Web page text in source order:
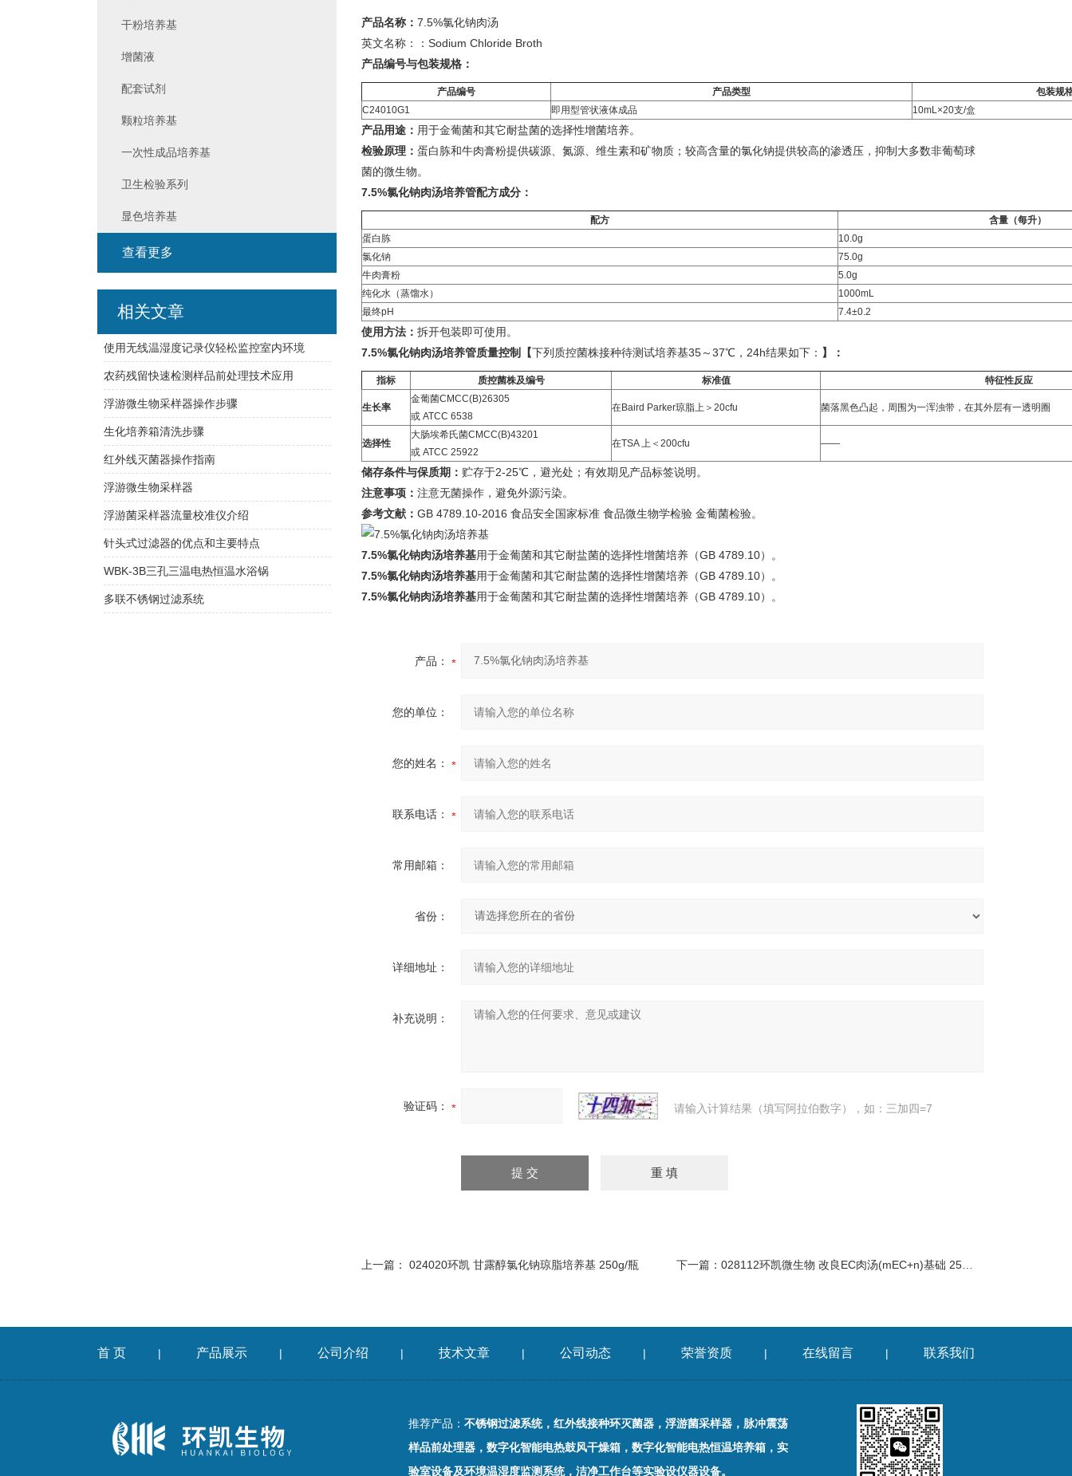
产品名称： 7.5%氯化钠肉汤
英文名称：：Sodium Chloride Broth
产品编号与包装规格：
产品编号 产品类型
包装规
C24010G1
即用型管状液体成品 10mL×20支/盒
产品用途： 用于金葡菌和其它耐盐菌的选择性增菌培养。
检验原理： 蛋白胨和牛肉膏粉提供碳源、氮源、维生素和矿物质；较高含量的氯化钠提供较高的渗透压，抑制大多数非葡萄球
菌的微生物。
7.5%氯化钠肉汤培养管配方成分：
配方
含量（每升）
蛋白胨
10.0g
氯化钠
75.0g
牛肉膏粉
5.0g
纯化水（蒸馏水）
1000mL
最终pH
7.4±0.2
使用方法： 拆开包装即可使用。
7.5%氯化钠肉汤培养管质量控制【下列质控菌株接种待测试培养基35～37℃，24h结果如下： 】：
指标 质控菌株及编号 标准值 特征性反应
生长率
金葡菌CMCC(B)26305
或 ATCC 6538
在Baird Parker琼脂上＞20cfu 菌落黑色凸起，周围为一浑浊带，在其外层有一透明圈
选择性
大肠埃希氏菌CMCC(B)43201
或 ATCC 25922
在TSA 上＜200cfu ——
储存条件与保质期： 贮存于2-25℃，避光处；有效期见产品标签说明。
注意事项： 注意无菌操作，避免外源污染。
参考文献： GB 4789.10-2016 食品安全国家标准 食品微生物学检验 金葡菌检验。
7.5%氯化钠肉汤培养基用于金葡菌和其它耐盐菌的选择性增菌培养（GB 4789.10）。
7.5%氯化钠肉汤培养基用于金葡菌和其它耐盐菌的选择性增菌培养（GB 4789.10）。
7.5%氯化钠肉汤培养基用于金葡菌和其它耐盐菌的选择性增菌培养（GB 4789.10）。
产品：
您的单位：
您的姓名：
联系电话：
常用邮箱：
省份：
详细地址：
补充说明：
验证码： 请输入计算结果（填写阿拉伯数字），如：三加四=7
上一篇： 024020环凯 甘露醇氯化钠琼脂培养基 250g/瓶 下一篇： 028112环凯微生物 改良EC肉汤(mEC+n)基础 250g/瓶
干粉培养基
增菌液
配套试剂
颗粒培养基
一次性成品培养基
卫生检验系列
显色培养基
查看更多
相关文章
使用无线温湿度记录仪轻松监控室内环境
农药残留快速检测样品前处理技术应用
浮游微生物采样器操作步骤
生化培养箱清洗步骤
红外线灭菌器操作指南
浮游微生物采样器
浮游菌采样器流量校准仪介绍
针头式过滤器的优点和主要特点
WBK-3B三孔三温电热恒温水浴锅
多联不锈钢过滤系统
首 页 | 产品展示 | 公司介绍 | 技术文章 | 公司动态 | 荣誉资质 | 在线留言 | 联系我们
推荐产品： 不锈钢过滤系统，红外线接种环灭菌器，浮游菌采样器，脉冲震荡
样品前处理器，数字化智能电热鼓风干燥箱，数字化智能电热恒温培养箱，实
验室设备及环境温湿度监测系统，洁净工作台等实验设仪器设备。